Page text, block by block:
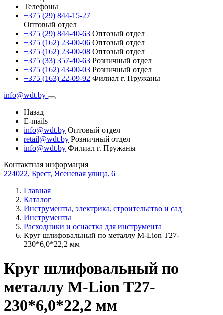
Телефоны
+375 (29) 844-15-27
Оптовый отдел
+375 (29) 844-40-63 Оптовый отдел
+375 (162) 23-00-06 Оптовый отдел
+375 (162) 23-00-08 Оптовый отдел
+375 (33) 357-40-63 Розничный отдел
+375 (162) 43-00-03 Розничный отдел
+375 (163) 22-09-92 Филиал г. Пружаны
info@wdt.by
Назад
E-mails
info@wdt.by Оптовый отдел
retail@wdt.by Розничный отдел
info@wdt.by Филиал г. Пружаны
Контактная информация
224022, Брест, Ясеневая улица, 6
Главная
Каталог
Инструменты, электрика, строительство и сад
Инструменты
Расходники и оснастка для инструмента
Круг шлифовальный по металлу M-Lion T27-
230*6,0*22,2 мм
Круг шлифовальный по
металлу M-Lion T27-
230*6,0*22,2 мм